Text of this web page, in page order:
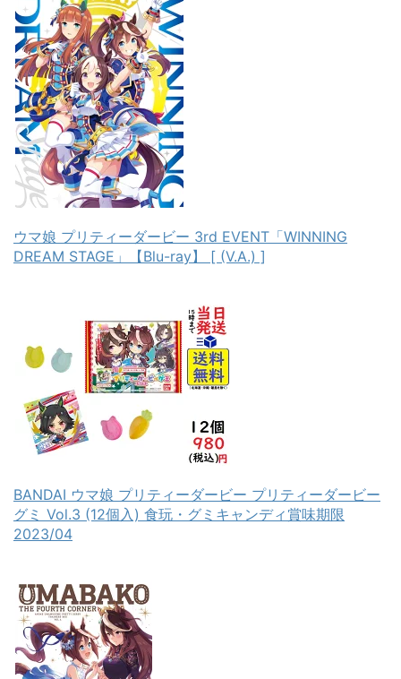
ウマ娘 プリティーダービー 3rd EVENT「WINNING
DREAM STAGE」【Blu-ray】 [ (V.A.) ]
BANDAI ウマ娘 プリティーダービー プリティーダービー
グミ Vol.3 (12個入) 食玩・グミキャンディ賞味期限
2023/04